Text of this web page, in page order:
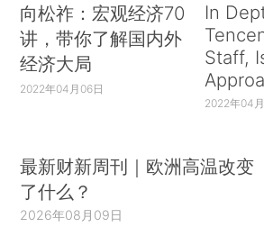
向松祚：宏观经济70
讲，带你了解国内外
经济大局
2022年04月06日
In
Staff,
2022年04
最新财新周刊｜欧洲高温改变
了什么？
2026年08月09日